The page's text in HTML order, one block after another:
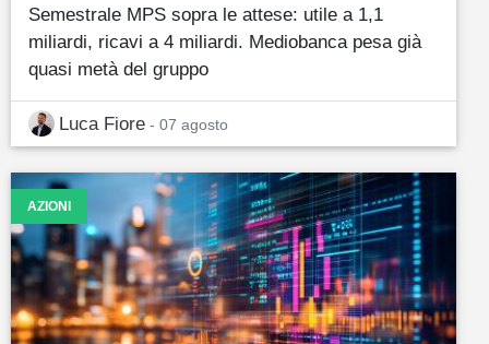
Semestrale MPS sopra le attese: utile a 1,1
miliardi, ricavi a 4 miliardi. Mediobanca pesa già
quasi metà del gruppo
Luca Fiore - 07 agosto
AZIONI